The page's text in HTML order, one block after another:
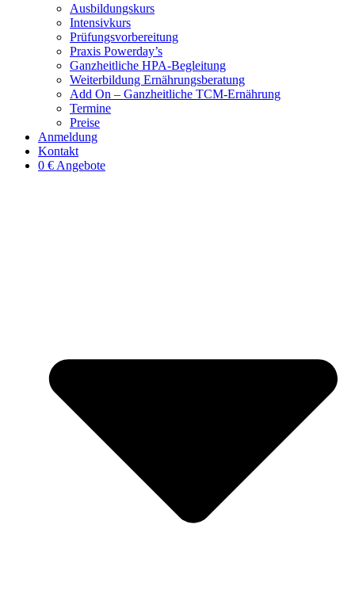
Ausbildungskurs
Intensivkurs
Prüfungsvorbereitung
Praxis Powerday’s
Ganzheitliche HPA-Begleitung
Weiterbildung Ernährungsberatung
Add On – Ganzheitliche TCM-Ernährung
Termine
Preise
Anmeldung
Kontakt
0 € Angebote